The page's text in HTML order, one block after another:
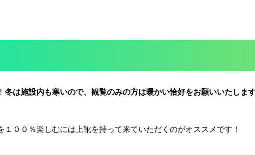
冬は施設内も寒いので、観覧のみの方は暖かい恰好をお願いいたしま
１００％楽しむには上靴を持って来ていただくのがオススメです！